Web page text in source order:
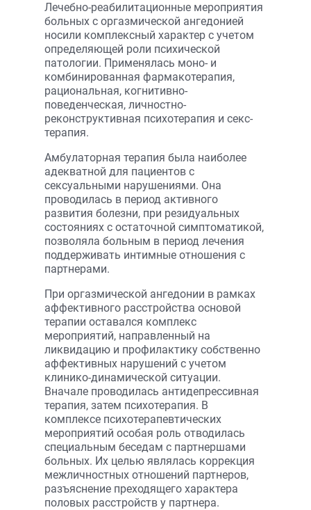
Лечебно-реабилитационные мероприятия
больных с оргазмической ангедонией
носили комплексный характер с учетом
определяющей роли психической
патологии. Применялась моно- и
комбинированная фармакотерапия,
рациональная, когнитивно-
поведенческая, личностно-
реконструктивная психотерапия и секс-
терапия.
Амбулаторная терапия была наиболее
адекватной для пациентов с
сексуальными нарушениями. Она
проводилась в период активного
развития болезни, при резидуальных
состояниях с остаточной симптоматикой,
позволяла больным в период лечения
поддерживать интимные отношения с
партнерами.
При оргазмической ангедонии в рамках
аффективного расстройства основой
терапии оставался комплекс
мероприятий, направленный на
ликвидацию и профилактику собственно
аффективных нарушений с учетом
клинико-динамической ситуации.
Вначале проводилась антидепрессивная
терапия, затем психотерапия. В
комплексе психотерапевтических
мероприятий особая роль отводилась
специальным беседам с партнершами
больных. Их целью являлась коррекция
межличностных отношений партнеров,
разъяснение преходящего характера
половых расстройств у партнера.